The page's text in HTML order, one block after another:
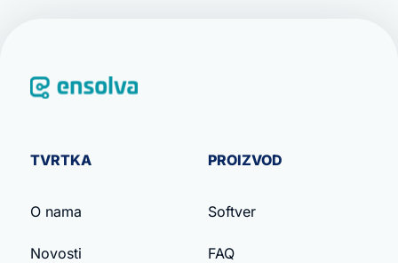
TVRTKA
O nama
Novosti
PROIZVOD
Softver
FAQ